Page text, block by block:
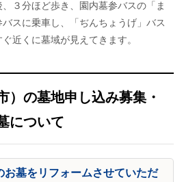
３分ほど歩き、園内墓参バスの「ま
スに乗車し、「ぢんちょうげ」バス
近くに墓域が見えてきます。
）の墓地申し込み募集・
について
お墓をリフォームさせていただ